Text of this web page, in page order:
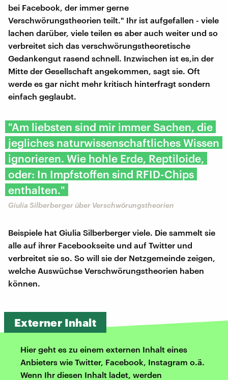
bei Facebook, der immer gerne
Verschwörungstheorien teilt." Ihr ist aufgefallen - viele
lachen darüber, viele teilen es aber auch weiter und so
verbreitet sich das verschwörungstheoretische
Gedankengut rasend schnell. Inzwischen ist es,in der
Mitte der Gesellschaft angekommen, sagt sie. Oft
werde es gar nicht mehr kritisch hinterfragt sondern
einfach geglaubt.
"Am liebsten sind mir immer Sachen, die
jegliches naturwissenschaftliches Wissen
ignorieren. Wie hohle Erde, Reptiloide,
oder: In Impfstoffen sind RFID-Chips
enthalten."
Giulia Silberberger über Verschwörungstheorien
Beispiele hat Giulia Silberberger viele. Die sammelt sie
alle auf ihrer Facebookseite und auf Twitter und
verbreitet sie so. So will sie der Netzgemeinde zeigen,
welche Auswüchse Verschwörungstheorien haben
können.
Externer Inhalt
Hier geht es zu einem externen Inhalt eines
Anbieters wie Twitter, Facebook, Instagram o.ä.
Wenn Ihr diesen Inhalt ladet, werden